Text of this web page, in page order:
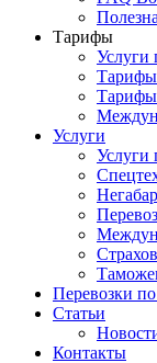
Тарифы
Услуги
Тарифы
Услуги
Услуги
Перевозки
Статьи
Контакты